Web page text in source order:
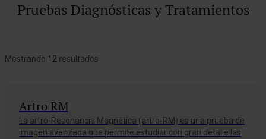
Pruebas Diagnósticas y Tratamientos
Mostrando 12 resultados
Artro RM
La artro-Resonancia Magnética (artro-RM) es una prueba de
imagen avanzada que permite estudiar con gran detalle las